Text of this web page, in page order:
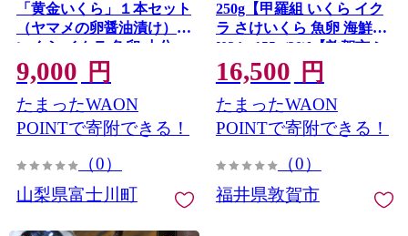
「黄金いくら」１本セット
（ヤマメの卵醤油漬け）
いくら イクラ 魚卵 小分
け 数量限定 旬 人気 贈答
美味しい ヤマメ 鱒 冷凍 お
取り寄せ
9,000 円
たまったWAON
POINTで寄附できる！
（0）
山梨県富士川町
250g【甲羅組 いくら イク
ラ さけいくら 魚卵 海鮮】
[024-a155_(20)]【敦賀市ふ
るさと納税】
16,500 円
たまったWAON
POINTで寄附できる！
（0）
福井県敦賀市